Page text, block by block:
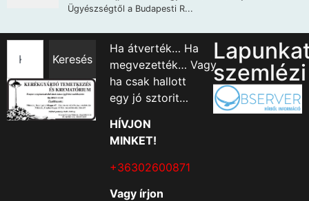
Keresés
Ha átverték… Ha
megvezették… Vagy
ha csak hallott
egy jó sztorit…
HÍVJON
MINKET!
+36302600871
Vagy írjon
szemlézi